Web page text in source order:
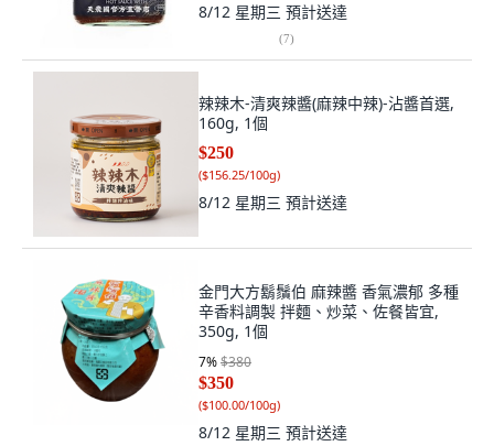
8/12 星期三 預計送達
(7)
辣辣木-清爽辣醬(麻辣中辣)-沾醬首選,
160g, 1個
$250
($156.25/100g)
8/12 星期三 預計送達
金門大方鬍鬚伯 麻辣醬 香氣濃郁 多種
辛香料調製 拌麵、炒菜、佐餐皆宜,
350g, 1個
7%$380
$350
($100.00/100g)
8/12 星期三 預計送達